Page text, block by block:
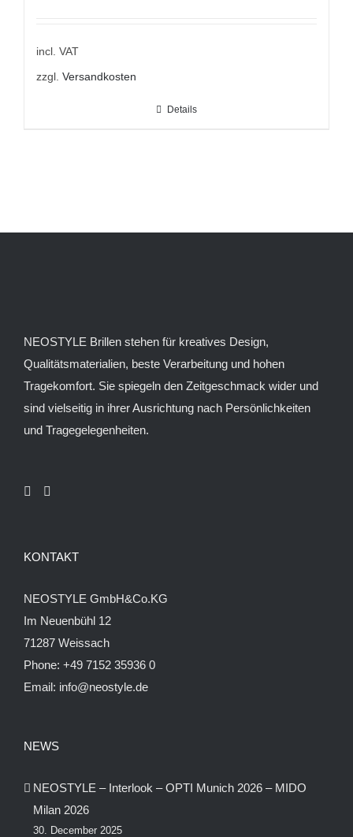
incl. VAT
zzgl. Versandkosten
Details
NEOSTYLE Brillen stehen für kreatives Design,
Qualitätsmaterialien, beste Verarbeitung und hohen
Tragekomfort. Sie spiegeln den Zeitgeschmack wider und
sind vielseitig in ihrer Ausrichtung nach Persönlichkeiten
und Tragegelegenheiten.
KONTAKT
NEOSTYLE GmbH&Co.KG
Im Neuenbühl 12
71287 Weissach
Phone: +49 7152 35936 0
Email: info@neostyle.de
NEWS
NEOSTYLE – Interlook – OPTI Munich 2026 – MIDO
Milan 2026
30. December 2025